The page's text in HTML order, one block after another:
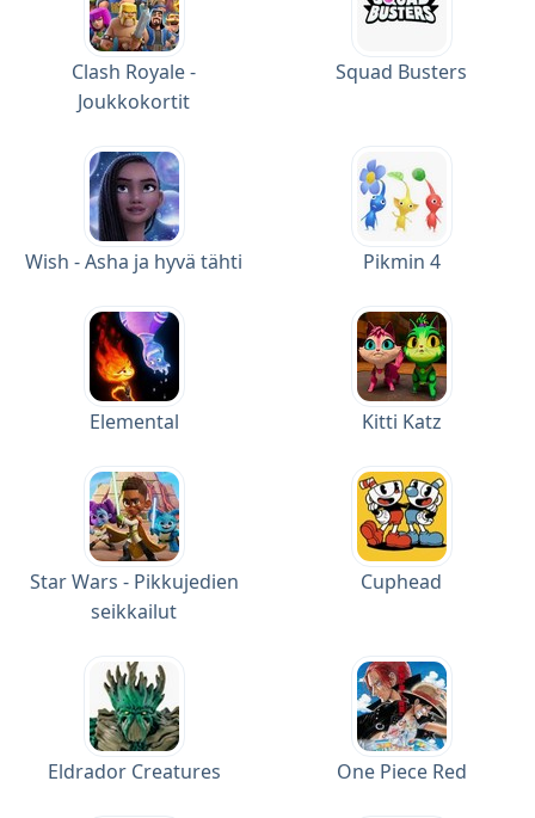
Clash Royale -
Joukkokortit
Squad Busters
Wish - Asha ja hyvä tähti Pikmin 4
Elemental Kitti Katz
Star Wars - Pikkujedien
seikkailut
Cuphead
Eldrador Creatures One Piece Red